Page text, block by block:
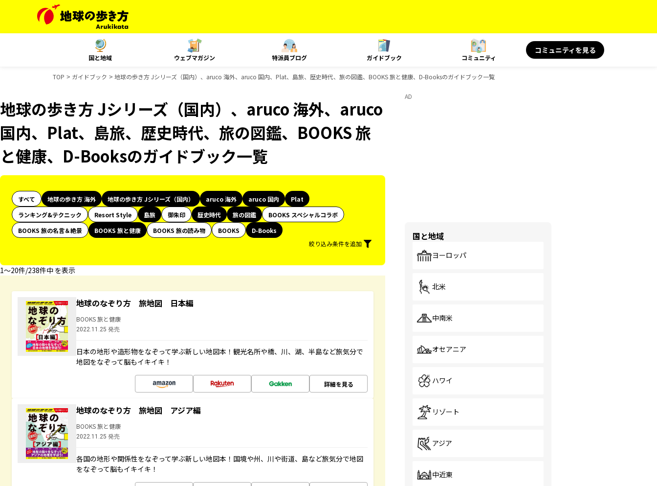
国と地域 ウェブマガジン 特派員ブログ ガイドブック コミュニティ
コミュニティを見る
TOP ガイドブック 地球の歩き方 Jシリーズ（国内）、aruco 海外、aruco 国内、Plat、島旅、歴史時代、旅の図鑑、BOOKS 旅と健康、D-Booksのガイドブック一覧
地球の歩き方 Jシリーズ（国内）、aruco 海外、aruco
国内、Plat、島旅、歴史時代、旅の図鑑、BOOKS 旅
と健康、D-Booksのガイドブック一覧
すべて 地球の歩き方 海外 地球の歩き方 Jシリーズ（国内） aruco 海外 aruco 国内
Plat
ランキング&テクニック
Resort Style 島旅 御朱印 歴史時代 旅の図鑑
BOOKS スペシャルコラボ
BOOKS 旅の名言＆絶景
BOOKS 旅と健康 BOOKS 旅の読み物 BOOKS
D-Books
絞り込み条件を追加
1〜20件/238件中 を表示
地球のなぞり方 旅地図 日本編
BOOKS 旅と健康
2022.11.25 発売
日本の地形や造形物をなぞって学ぶ新しい地図本！観光名所や橋、川、湖、半島など旅気分で
地図をなぞって脳もイキイキ！
詳細を見る
地球のなぞり方 旅地図 アジア編
BOOKS 旅と健康
2022.11.25 発売
各国の地形や関係性をなぞって学ぶ新しい地図本！国境や州、川や街道、島など旅気分で地図
をなぞって脳もイキイキ！
AD
国と地域
ヨーロッパ
北米
中南米
オセアニア
ハワイ
リゾート
アジア
中近東